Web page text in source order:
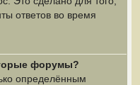
ответов во время
форумы?
определённым